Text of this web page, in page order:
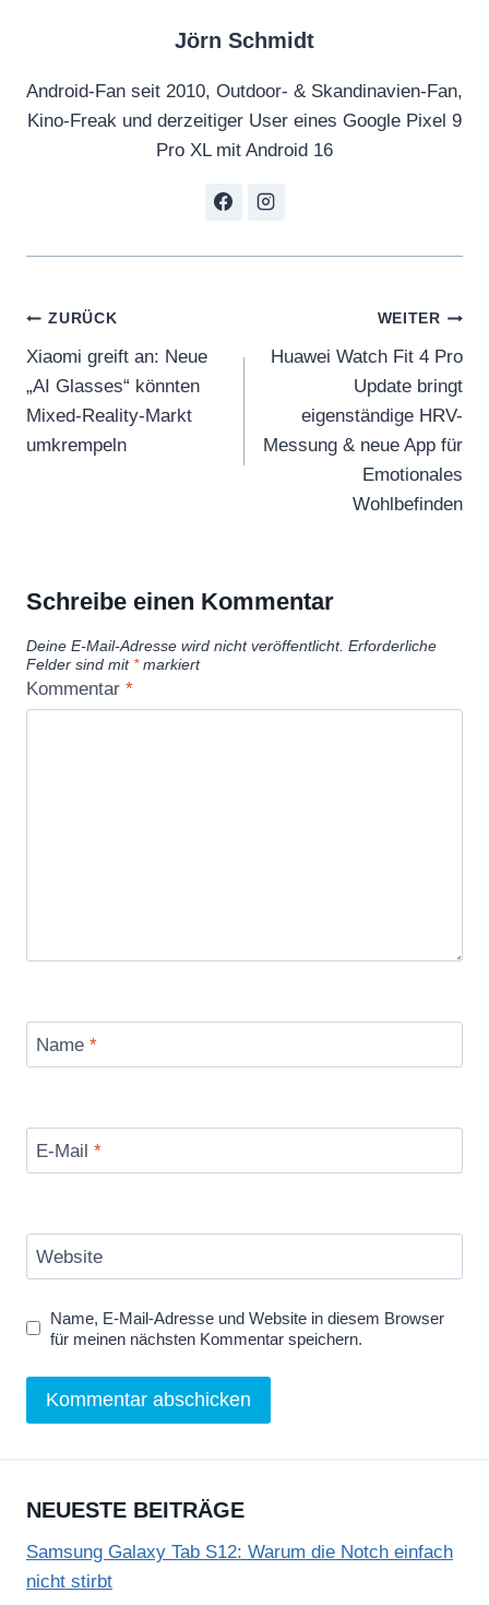
Jörn Schmidt
Android-Fan seit 2010, Outdoor- & Skandinavien-Fan,
Kino-Freak und derzeitiger User eines Google Pixel 9
Pro XL mit Android 16
Beitragsnavigation
ZURÜCK
Xiaomi greift an: Neue
„AI Glasses“ könnten
Mixed-Reality-Markt
umkrempeln
WEITER
Huawei Watch Fit 4 Pro
Update bringt
eigenständige HRV-
Messung & neue App für
Emotionales
Wohlbefinden
Schreibe einen Kommentar
Deine E-Mail-Adresse wird nicht veröffentlicht. Erforderliche
Felder sind mit *markiert
Kommentar *
Name *
E-Mail *
Website
Name, E-Mail-Adresse und Website in diesem Browser
für meinen nächsten Kommentar speichern.
NEUESTE BEITRÄGE
Samsung Galaxy Tab S12: Warum die Notch einfach
nicht stirbt